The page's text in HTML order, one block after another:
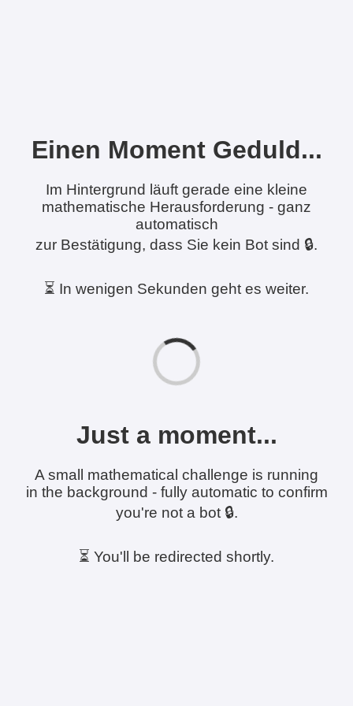
Einen Moment Geduld...
Im Hintergrund läuft gerade eine kleine
mathematische Herausforderung - ganz
automatisch
zur Bestätigung, dass Sie kein Bot sind 🔒.
⏳ In wenigen Sekunden geht es weiter.
Just a moment...
A small mathematical challenge is running
in the background - fully automatic to confirm
you're not a bot 🔒.
⏳ You'll be redirected shortly.